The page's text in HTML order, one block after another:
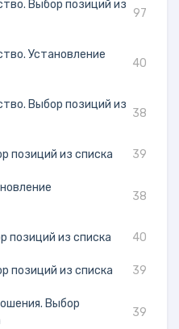
Выбор позиций из
97
Установление
40
Выбор позиций из
38
позиций из списка 39
38
позиций из списка 40
позиций из списка 39
Выбор
39